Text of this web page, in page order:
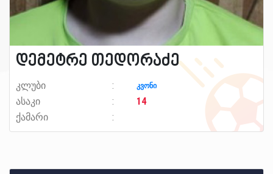
დემეტრე თედორაძე
კლუბი კვონი
ასაკი
14
ქამარი